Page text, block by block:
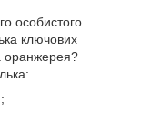
особистого
ключових
оранжерея?